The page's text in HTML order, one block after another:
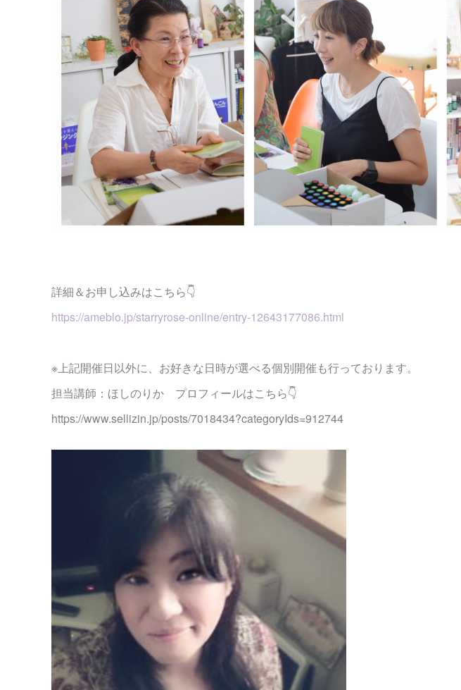
詳細＆お申し込みはこちら👇
https://ameblo.jp/starryrose-online/entry-12643177086.html
※上記開催日以外に、お好きな日時が選べる個別開催も行っております。
担当講師：ほしのりか プロフィールはこちら👇
https://www.sellizin.jp/posts/7018434?categoryIds=912744